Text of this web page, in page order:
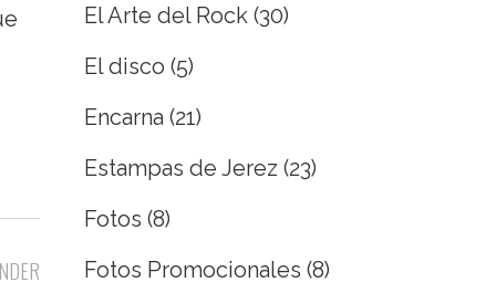
El Arte del Rock (30)
El disco (5)
Encarna (21)
Estampas de Jerez (23)
Fotos (8)
Fotos Promocionales (8)